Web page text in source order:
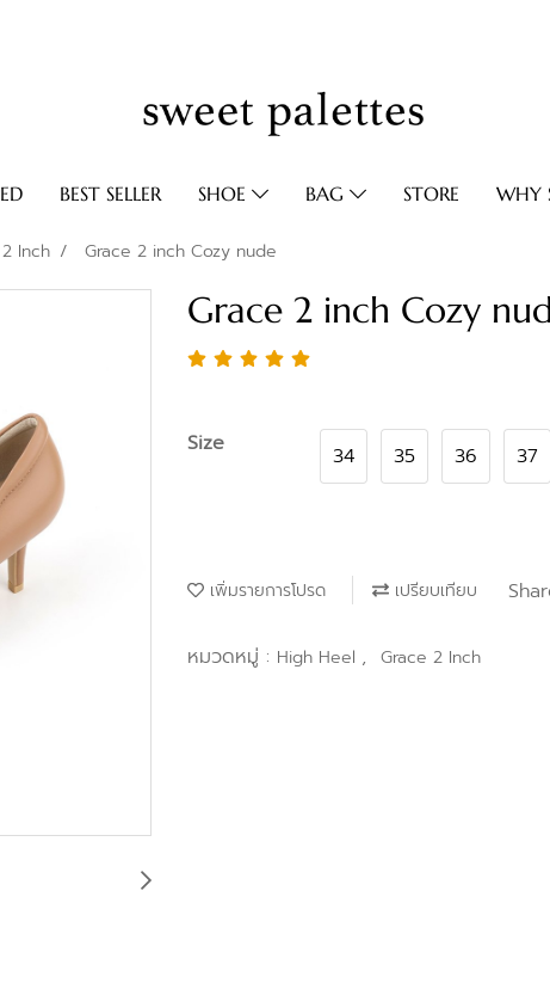
BEST SELLER SHOE BAG STORE WHY
Inch Grace 2 inch Cozy nude
Grace 2 inch Cozy
Size 34 35 36 37
เพิ่มรายการโปรด เปรียบเทียบ
หมวดหมู่ : High Heel , Grace 2 Inch